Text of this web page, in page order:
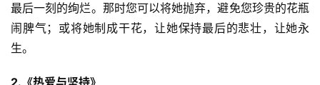
最后一刻的绚烂。那时您可以将她抛弃，避免您珍贵的花瓶
闹脾气；或将她制成干花，让她保持最后的悲壮，让她永
生。